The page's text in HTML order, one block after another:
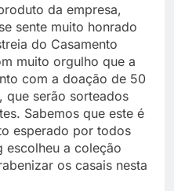
da empresa,
sente muito honrado
do Casamento
muito orgulho que a
com a doação de 50
que serão sorteados
Sabemos que este é
esperado por todos
escolheu a coleção
os casais nesta